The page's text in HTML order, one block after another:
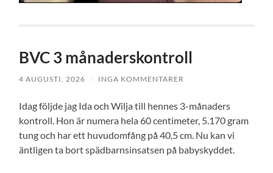
BVC 3 månaderskontroll
4 AUGUSTI, 2026 / INGA KOMMENTARER
Idag följde jag Ida och Wilja till hennes 3-månaders
kontroll. Hon är numera hela 60 centimeter, 5.170 gram
tung och har ett huvudomfång på 40,5 cm. Nu kan vi
äntligen ta bort spädbarnsinsatsen på babyskyddet.